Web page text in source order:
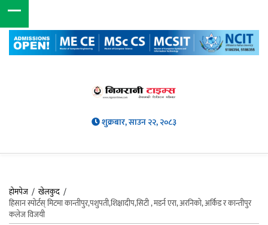
शुक्रबार, साउन २२, २०८३
होमपेज /खेलकुद /
हिसान स्पोर्टस् मिटमा कान्तीपुर,पशुपती,शिक्षादीप,सिटी , मडर्न एरा, अरनिको, अर्किड र कान्तीपुर
कलेज विजयी